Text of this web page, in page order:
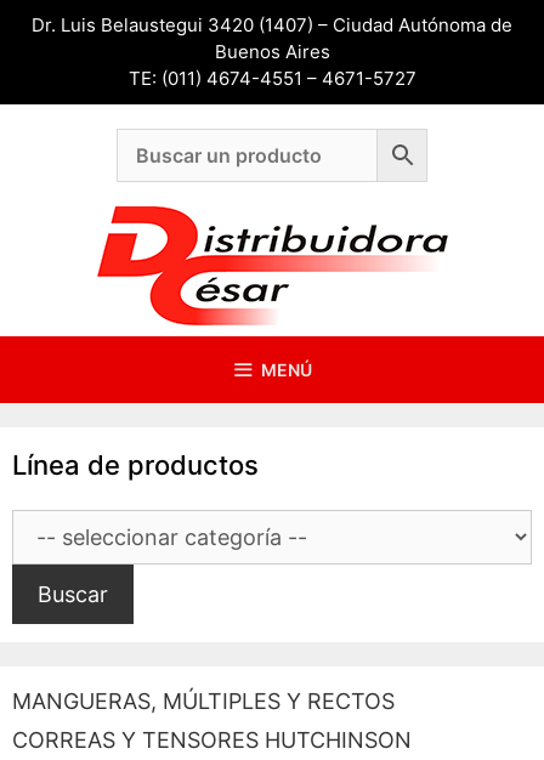
SaltarDr. Luis Belaustegui 3420 (1407) – Ciudad Autónoma de
Buenos Aires
TE: (011) 4674-4551 – 4671-5727
MENÚ
Línea de productos
Buscar
MANGUERAS, MÚLTIPLES Y RECTOS
CORREAS Y TENSORES HUTCHINSON